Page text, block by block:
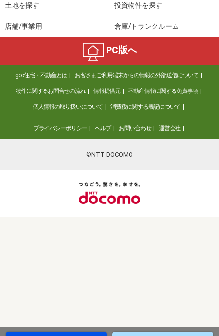
土地を探す 投資物件を探す
店舗/事業用 倉庫/トランクルーム
PC版へ
goo住宅・不動産とは お客さまご利用端末からの情報の外部送信について
物件に関するお問合せの流れ 情報提供元 不動産情報に関する免責事項
個人情報の取り扱いについて 消費税に関する表記について
プライバシーポリシー ヘルプ お問い合わせ 運営会社
©NTT DOCOMO